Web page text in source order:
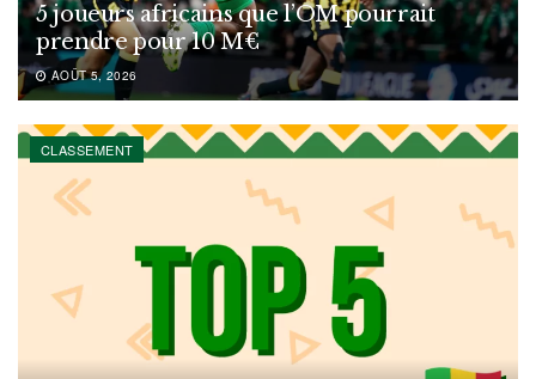
5 joueurs africains que l’OM pourrait
prendre pour 10 M€
AOÛT 5, 2026
CLASSEMENT